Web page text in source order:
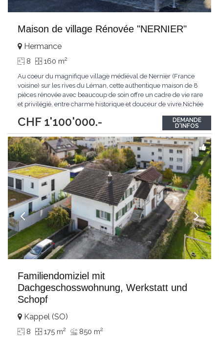
Maison de village Rénovée "NERNIER"
CHF 1'100'000.-
Hermance
8 160 m2
Au coeur du magnifique village médiéval de Nernier (France
voisine) sur les rives du Léman, cette authentique maison de 8
pièces rénovée avec beaucoup de soin offre un cadre de vie rare
et privilégié, entre charme historique et douceur de vivre.Nichée
d'un environnement calme, à quelques mètres seulement du
lac et du port.Dès...
DEMANDE
D'INFOS
Familiendomiziel mit
Dachgeschosswohnung, Werkstatt und
Schopf
Kappel (SO)
8 175 m2 850 m2